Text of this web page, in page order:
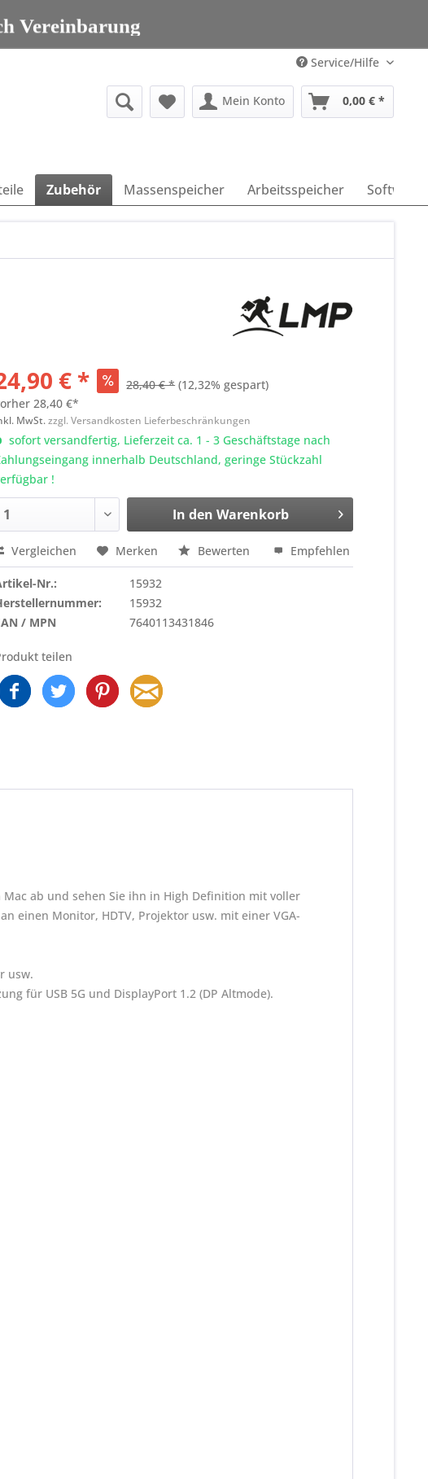
Vereinbarung
08203 95 00 699
Service/Hilfe
Mein Konto 0,00 € *
Zubehör Massenspeicher Arbeitsspeicher Software
€ * 28,40 € * (12,32% gespart)
28,40 €*
MwSt.zzgl. Versandkosten Lieferbeschränkungen
sofort versandfertig, Lieferzeit ca. 1 - 3 Geschäftstage nach
innerhalb Deutschland, geringe Stückzahl
!
In den Warenkorb
Vergleichen Merken Bewerten Empfehlen
Nr.:
15932
15932
/ MPN
7640113431846
teilen
ab und sehen Sie ihn in High Definition mit voller
einen Monitor, HDTV, Projektor usw. mit einer VGA-
usw.
für USB 5G und DisplayPort 1.2 (DP Altmode).